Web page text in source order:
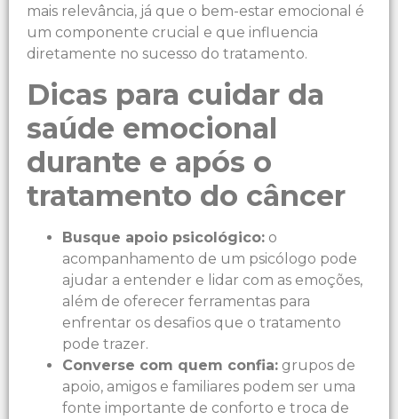
mais relevância, já que o bem-estar emocional é
um componente crucial e que influencia
diretamente no sucesso do tratamento.
Dicas para cuidar da
saúde emocional
durante e após o
tratamento do câncer
Busque apoio psicológico: o
acompanhamento de um psicólogo pode
ajudar a entender e lidar com as emoções,
além de oferecer ferramentas para
enfrentar os desafios que o tratamento
pode trazer.
Converse com quem confia: grupos de
apoio, amigos e familiares podem ser uma
fonte importante de conforto e troca de